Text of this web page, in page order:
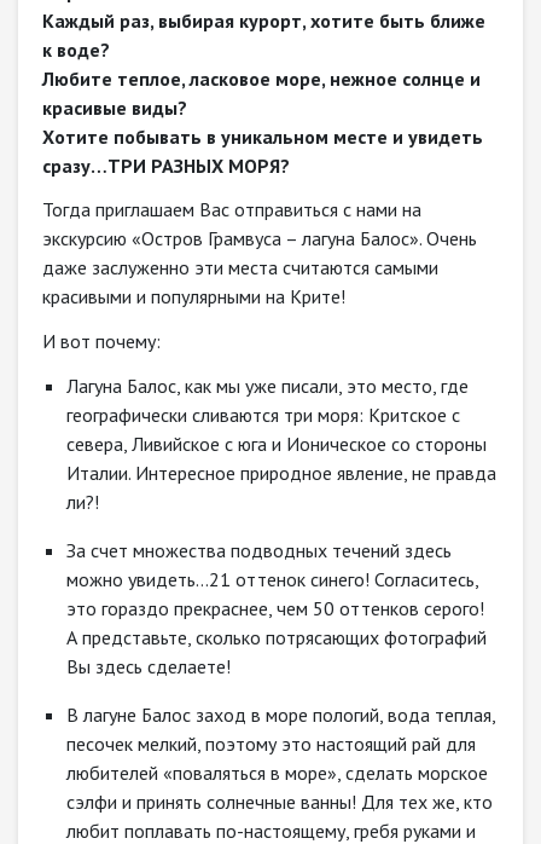
Каждый раз, выбирая курорт, хотите быть ближе
к воде?
Любите теплое, ласковое море, нежное солнце и
красивые виды?
Хотите побывать в уникальном месте и увидеть
сразу…ТРИ РАЗНЫХ МОРЯ?
Тогда приглашаем Вас отправиться с нами на
экскурсию «Остров Грамвуса – лагуна Балос». Очень
даже заслуженно эти места считаются самыми
красивыми и популярными на Крите!
И вот почему:
Лагуна Балос, как мы уже писали, это место, где
географически сливаются три моря: Критское с
севера, Ливийское с юга и Ионическое со стороны
Италии. Интересное природное явление, не правда
ли?!
За счет множества подводных течений здесь
можно увидеть…21 оттенок синего! Согласитесь,
это гораздо прекраснее, чем 50 оттенков серого!
А представьте, сколько потрясающих фотографий
Вы здесь сделаете!
В лагуне Балос заход в море пологий, вода теплая,
песочек мелкий, поэтому это настоящий рай для
любителей «поваляться в море», сделать морское
сэлфи и принять солнечные ванны! Для тех же, кто
любит поплавать по-настоящему, гребя руками и